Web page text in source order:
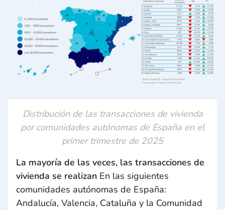
Distribución de las transacciones de vivienda
por comunidades autónomas de España en el
primer trimestre de 2025
La mayoría de las veces, las transacciones de
vivienda se realizan En las siguientes
comunidades autónomas de España:
Andalucía, Valencia, Cataluña y la Comunidad